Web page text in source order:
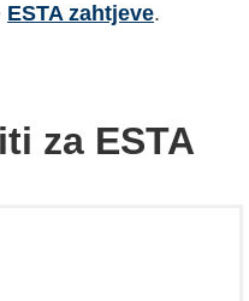
ESTA zahtjeve.
za ESTA